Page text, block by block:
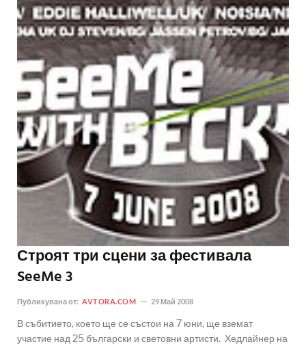
Строят три сцени за фестивала
SeeMe 3
Публикувана от: AVTORA.COM 29 Май 2008
В събитието, което ще се състои на 7 юни, ще вземат
участие над 25 български и световни артисти. Хедлайнер на